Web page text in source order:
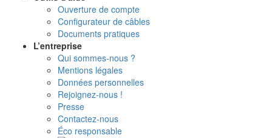
Ouverture de compte
Configurateur de câbles
Documents pratiques
L’entreprise
Qui sommes-nous ?
Mentions légales
Données personnelles
Rejoignez-nous !
Presse
Contactez-nous
Éco responsable